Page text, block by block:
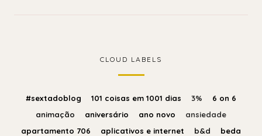
CLOUD LABELS
#sextadoblog 101 coisas em 1001 dias 3%
6 on 6
animação
aniversário ano novo
ansiedade
apartamento 706
aplicativos e internet b&d
beda